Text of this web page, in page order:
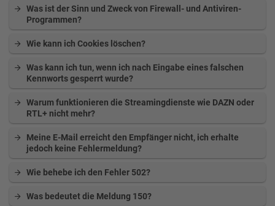
Was ist der Sinn und Zweck von Firewall- und Antiviren-
Programmen?
Wie kann ich Cookies löschen?
Was kann ich tun, wenn ich nach Eingabe eines falschen
Kennworts gesperrt wurde?
Warum funktionieren die Streamingdienste wie DAZN oder
RTL+ nicht mehr?
Meine E-Mail erreicht den Empfänger nicht, ich erhalte
jedoch keine Fehlermeldung?
Wie behebe ich den Fehler 502?
Was bedeutet die Meldung 150?